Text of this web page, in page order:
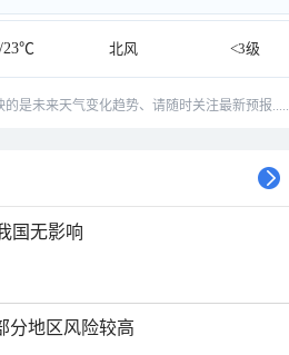
/23℃ 北风 <3级
是未来天气变化趋势、请随时关注最新预报.....
国无影响
分地区风险较高